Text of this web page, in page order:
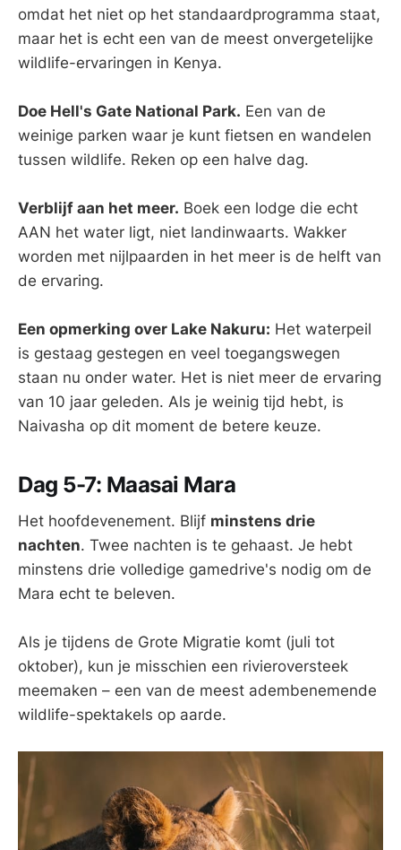
omdat het niet op het standaardprogramma staat,
maar het is echt een van de meest onvergetelijke
wildlife-ervaringen in Kenya.
Doe Hell's Gate National Park. Een van de
weinige parken waar je kunt fietsen en wandelen
tussen wildlife. Reken op een halve dag.
Verblijf aan het meer. Boek een lodge die echt
AAN het water ligt, niet landinwaarts. Wakker
worden met nijlpaarden in het meer is de helft van
de ervaring.
Een opmerking over Lake Nakuru: Het waterpeil
is gestaag gestegen en veel toegangswegen
staan nu onder water. Het is niet meer de ervaring
van 10 jaar geleden. Als je weinig tijd hebt, is
Naivasha op dit moment de betere keuze.
Dag 5-7: Maasai Mara
Het hoofdevenement. Blijf minstens drie
nachten. Twee nachten is te gehaast. Je hebt
minstens drie volledige gamedrive's nodig om de
Mara echt te beleven.
Als je tijdens de Grote Migratie komt (juli tot
oktober), kun je misschien een rivieroversteek
meemaken – een van de meest adembenemende
wildlife-spektakels op aarde.